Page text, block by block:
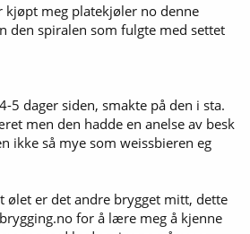
kjøpt meg platekjøler no denne
den spiralen som fulgte med settet
5 dager siden, smakte på den i sta.
men den hadde en anelse av besk
ikke så mye som weissbieren eg
ølet er det andre brygget mitt, dette
for å lære meg å kjenne